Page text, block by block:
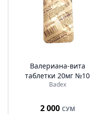
Валериана-вита
таблетки 20мг №10
Badex
2 000 СУМ